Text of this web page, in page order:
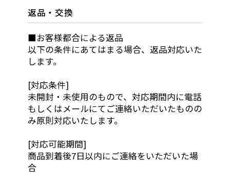
返品・交換
■お客様都合による返品
以下の条件にあてはまる場合、返品対応いた
します。
[対応条件]
未開封・未使用のもので、対応期間内に電話
もしくはメールにてご連絡いただいたものの
み原則対応いたします。
[対応可能期間]
商品到着後7日以内にご連絡をいただいた場
合